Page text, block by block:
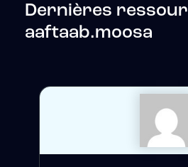
Dernières
aaftaab.moosa